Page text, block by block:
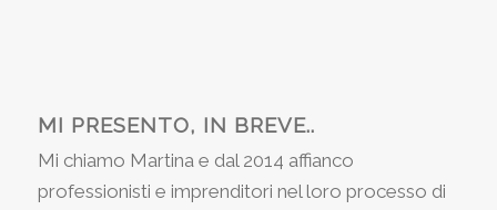
MI PRESENTO, IN BREVE..
Mi chiamo Martina e dal 2014 affianco
professionisti e imprenditori nel loro processo di